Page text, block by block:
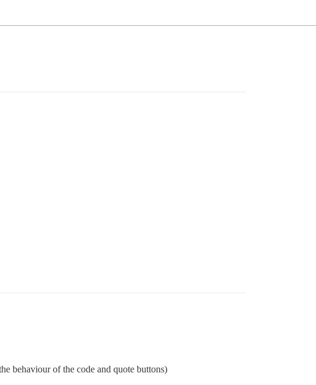
behaviour of the code and quote buttons)